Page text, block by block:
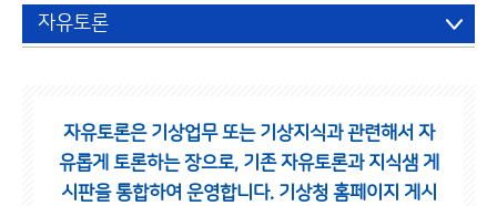
자유토론
자유토론은 기상업무 또는 기상지식과 관련해서 자
유롭게 토론하는 장으로, 기존 자유토론과 지식샘 게
시판을 통합하여 운영합니다. 기상청 홈페이지 게시